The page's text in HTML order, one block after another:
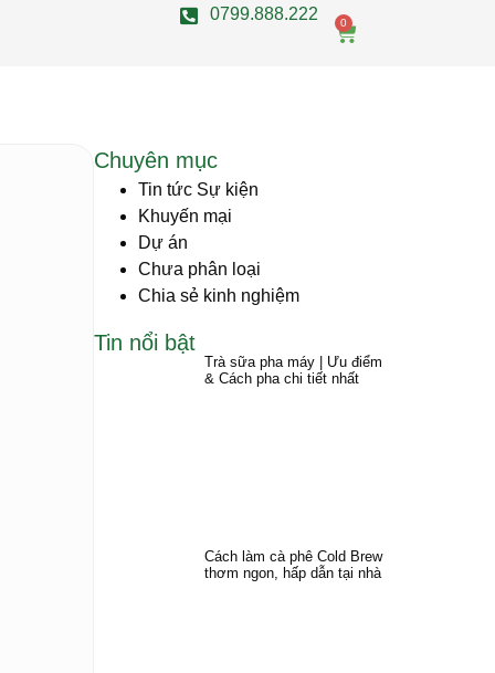
0799.888.222 0
Chuyên mục
Tin tức Sự kiện
Khuyến mại
Dự án
Chưa phân loại
Chia sẻ kinh nghiệm
Tin nổi bật
Trà sữa pha máy | Ưu điểm
& Cách pha chi tiết nhất
Cách làm cà phê Cold Brew
thơm ngon, hấp dẫn tại nhà